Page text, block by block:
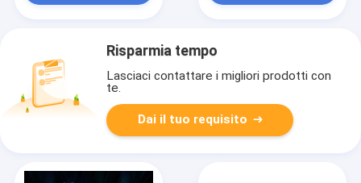
Risparmia tempo
Lasciaci contattare i migliori prodotti con
te.
Dai il tuo requisito